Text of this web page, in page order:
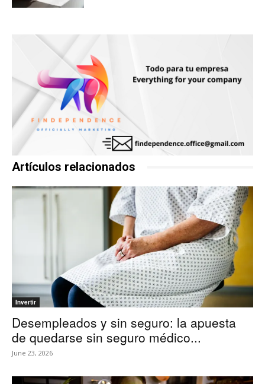
Artículos relacionados
Invertir
Desempleados y sin seguro: la apuesta
de quedarse sin seguro médico...
June 23, 2026